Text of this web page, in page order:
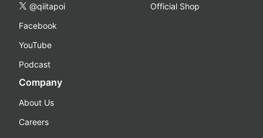
@qiitapoi
Facebook
YouTube
Podcast
Official Shop
Company
About Us
Careers